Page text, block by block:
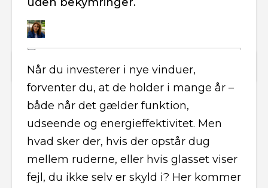
Når du investerer i nye vinduer,
forventer du, at de holder i mange år –
både når det gælder funktion,
udseende og energieffektivitet. Men
hvad sker der, hvis der opstår dug
mellem ruderne, eller hvis glasset viser
fejl, du ikke selv er skyld i? Her kommer